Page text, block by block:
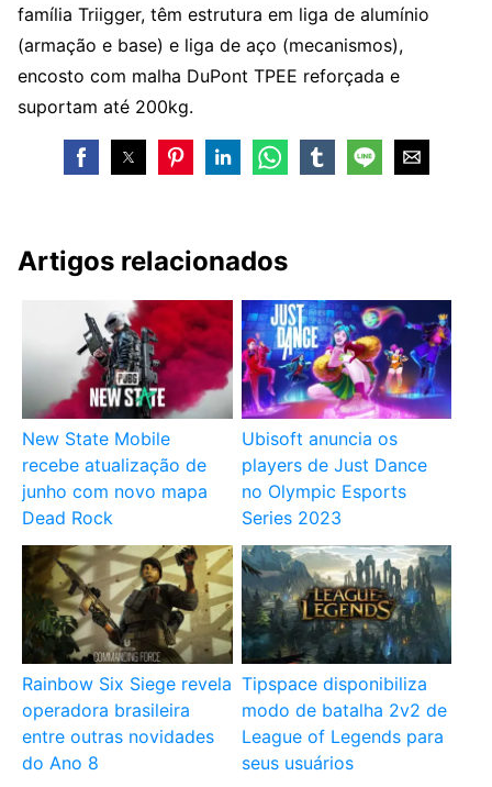
família Triigger, têm estrutura em liga de alumínio
(armação e base) e liga de aço (mecanismos),
encosto com malha DuPont TPEE reforçada e
suportam até 200kg.
Artigos relacionados
New State Mobile
recebe atualização de
junho com novo mapa
Dead Rock
Ubisoft anuncia os
players de Just Dance
no Olympic Esports
Series 2023
Rainbow Six Siege revela
operadora brasileira
entre outras novidades
do Ano 8
Tipspace disponibiliza
modo de batalha 2v2 de
League of Legends para
seus usuários